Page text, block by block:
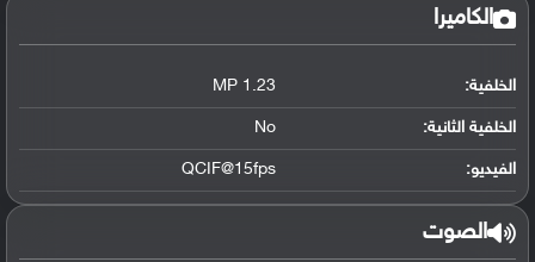
الكاميرا
الخلفية: 1.23 MP
الخلفية الثانية: No
الفيديو: QCIF@15fps
الصوت